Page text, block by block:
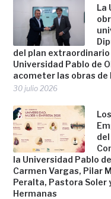
La
del plan extraordinario
Universidad Pablo de
acometer las obras
30 julio 2026
la Universidad Pablo
Carmen Vargas, Pilar
Peralta, Pastora Soler
Hermanas